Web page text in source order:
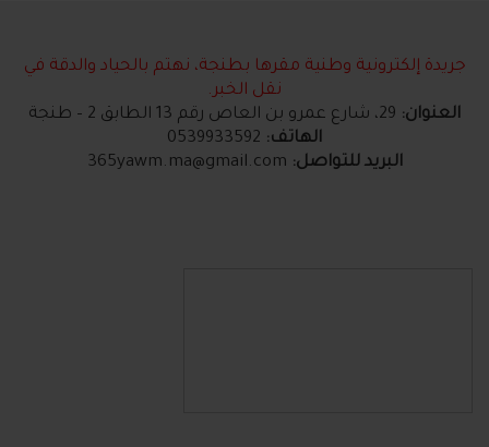
جريدة إلكترونية وطنية مقرها بطنجة، نهتم بالحياد والدقة في
نقل الخبر.
العنوان:
الهاتف:
البريد للتواصل: